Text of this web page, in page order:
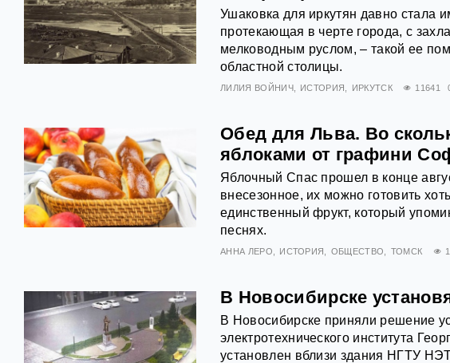
Ушаковка для иркутян давно стала
протекающая в черте города, с
мелководным руслом, – такой ее
областной столицы.
ЛИЛИЯ ВОЙНИЧ ИСТОРИЯ ИРКУТСК 11641
Обед для Льва. Во
яблоками от графини
Яблочный Спас прошел в конце
внесезонное, их можно готовить
единственный фрукт, который
песнях.
АННА ЛЕРО ИСТОРИЯ ОБЩЕСТВО ТОМСК
В Новосибирске
В Новосибирске приняли решение
электротехнического института
установлен вблизи здания НГТУ